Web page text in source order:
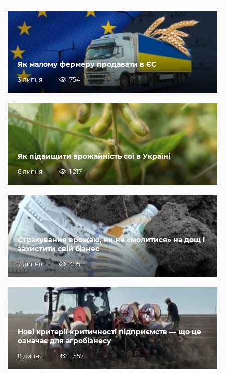
Як малому фермеру продавати в ЄС
3 липня 754
Як підвищити врожайність сої в Україні
6 липня 1 217
Страхування врожаю, як не «молитися» на дощ і
захистити свій бізнес
7 липня 495
Нові критерії критичності підприємств — що це
означає для агробізнесу
8 липня 1 557